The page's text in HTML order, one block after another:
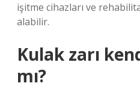
işitme cihazları ve
alabilir.
Kulak zarı
mı?